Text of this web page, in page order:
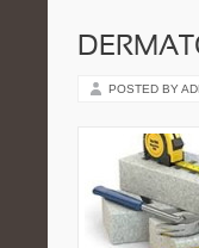
POSTED BY